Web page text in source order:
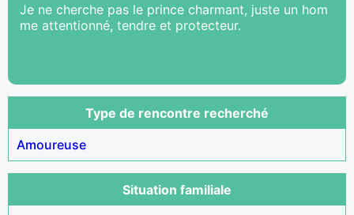
Je ne cherche pas le prince charmant, juste un hom
me attentionné, tendre et protecteur.
Type de rencontre recherché
Amoureuse
Situation familiale